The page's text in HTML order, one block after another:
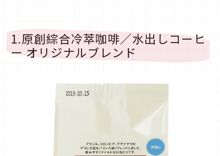
1.原創綜合冷萃咖啡／水出しコーヒ
ー オリジナルブレンド